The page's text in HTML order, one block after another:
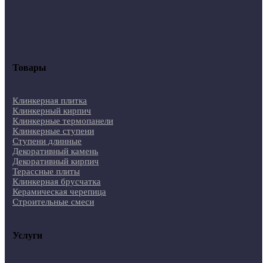
Товары
Клинкерная плитка
Клинкерный кирпич
Клинкерные термопанели
Клинкерные ступени
Ступени длинные
Декоративный камень
Декоративный кирпич
Терассные плиты
Клинкерная брусчатка
Керамическая черепица
Строительные смеси
Услуги